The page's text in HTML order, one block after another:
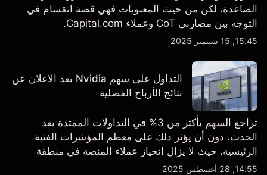
الصاعدة، لكن من حيث المعنويات فهي قصة انقسام في
التوجه بين مضاربي CoT وعملاء Capital.com.
15:45, 15 سبتمبر 2025
التداول على سهم Nvidia بعد الاعلان عن
نتائج الأرباح الفصلية
تراجع السهم بأكثر من 3% في التداولات الممتدة بعد
الحدث، دون أن يؤثر ذلك على معظم المؤشرات الفنية
الرئيسية، حيث لا يزال انحياز عملاء المنصة في منطقة
الشراء المفرط.
14:55, 28 أغسطس 2025